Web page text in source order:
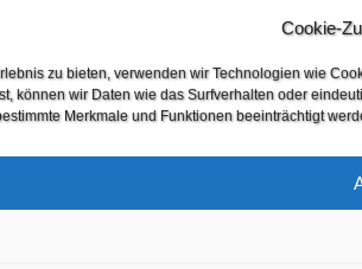
Cookie-
zu bieten, verwenden wir Technologien wie
können wir Daten wie das Surfverhalten oder
Merkmale und Funktionen beeinträchtigt